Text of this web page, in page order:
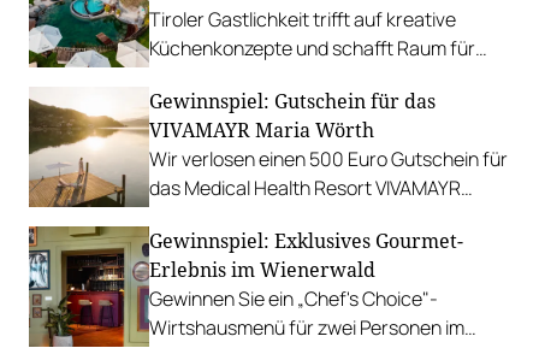
Tiroler Gastlichkeit trifft auf kreative
Küchenkonzepte und schafft Raum für
Gewinnen Sie eine Auszeit in Tannheim.
Gewinnspiel: Gutschein für das
VIVAMAYR Maria Wörth
Wir verlosen einen 500 Euro Gutschein für
das Medical Health Resort VIVAMAYR
Gewinnspiel: Exklusives Gourmet-
Erlebnis im Wienerwald
Gewinnen Sie ein „Chef's Choice"-
Wirtshausmenü für zwei Personen im